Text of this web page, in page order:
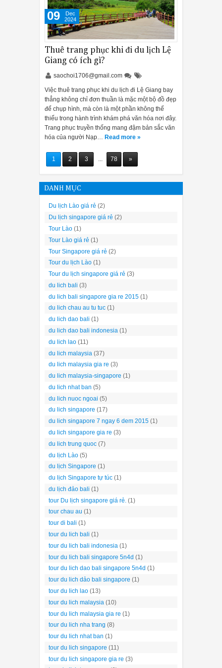
Thuê trang phục khi đi du lịch Lệ
Giang có ích gì?
saochoi1706@gmail.com
Việc thuê trang phục khi du lịch đi Lệ Giang bay
thẳng không chỉ đơn thuần là mặc một bộ đồ đẹp
để chụp hình, mà còn là một phần không thể
thiếu trong hành trình khám phá văn hóa nơi đây.
Trang phục truyền thống mang đậm bản sắc văn
hóa của người Nạp… Read more »
09
Dec
2024
1 2 3 ... 78 »
DANH MỤC
Du lịch Lào giá rẻ (2)
Du lịch singapore giá rẻ (2)
Tour Lào (1)
Tour Lào giá rẻ (1)
Tour Singapore giá rẻ (2)
Tour du lịch Lào (1)
Tour du lịch singapore giá rẻ (3)
du lich bali (3)
du lich bali singapore gia re 2015 (1)
du lich chau au tu tuc (1)
du lich dao bali (1)
du lich dao bali indonesia (1)
du lich lao (11)
du lich malaysia (37)
du lich malaysia gia re (3)
du lich malaysia-singapore (1)
du lich nhat ban (5)
du lich nuoc ngoai (5)
du lich singapore (17)
du lich singapore 7 ngay 6 dem 2015 (1)
du lich singapore gia re (3)
du lich trung quoc (7)
du lịch Lào (5)
du lịch Singapore (1)
du lịch Singapore tự túc (1)
du lịch đảo bali (1)
tour Du lịch singapore giá rẻ. (1)
tour chau au (1)
tour di bali (1)
tour du lich bali (1)
tour du lich bali indonesia (1)
tour du lich bali singapore 5n4d (1)
tour du lich dao bali singapore 5n4d (1)
tour du lich dảo bali singapore (1)
tour du lich lao (13)
tour du lich malaysia (10)
tour du lich malaysia gia re (1)
tour du lich nha trang (8)
tour du lich nhat ban (1)
tour du lich singapore (11)
tour du lich singapore gia re (3)